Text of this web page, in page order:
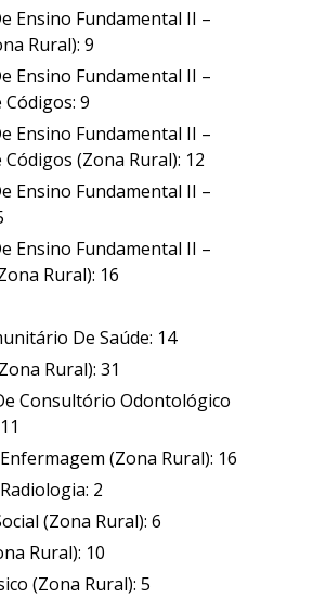
Ensino Fundamental II –
Rural): 9
Ensino Fundamental II –
9
Ensino Fundamental II –
(Zona Rural): 12
Ensino Fundamental II –
Ensino Fundamental II –
Rural): 16
De Saúde: 14
Rural): 31
Consultório Odontológico
(Zona Rural): 16
2
(Zona Rural): 6
Rural): 10
(Zona Rural): 5